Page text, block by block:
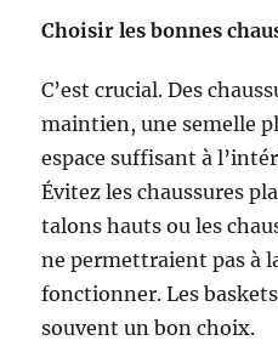
Choisir les bonnes
C’est crucial. Des
maintien, une semelle
espace suffisant à
Évitez les chaussures
talons hauts ou les
ne permettraient pas à
fonctionner. Les
souvent un bon choix.